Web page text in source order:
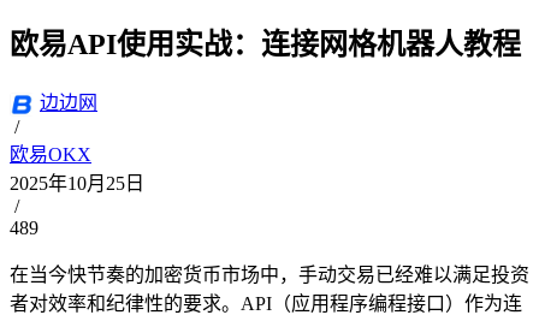
欧易API使用实战：连接网格机器人教程
边边网
/
欧易OKX
2025年10月25日
/
489
在当今快节奏的加密货币市场中，手动交易已经难以满足投资
者对效率和纪律性的要求。API（应用程序编程接口）作为连